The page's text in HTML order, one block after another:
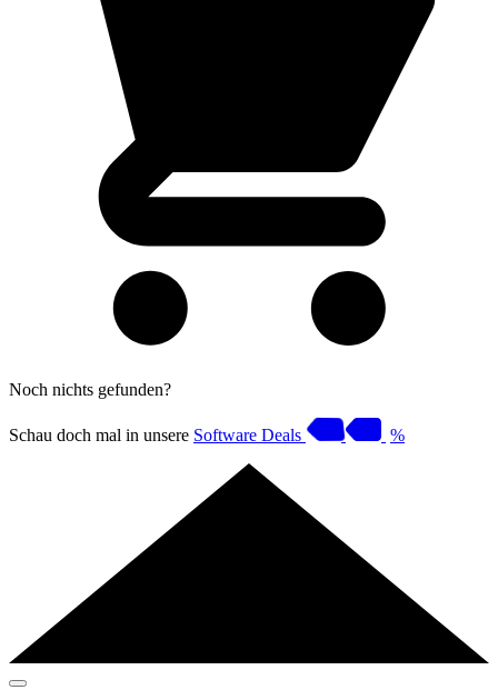
Noch nichts gefunden?
Schau doch mal in unsere Software Deals %